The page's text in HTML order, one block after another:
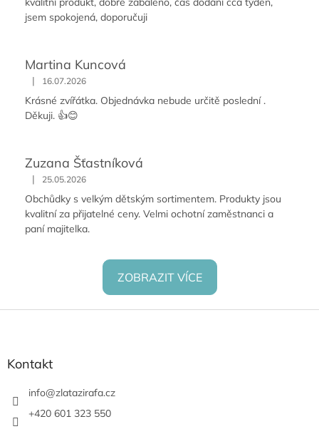
jsem spokojená, doporučuji
Martina Kuncová
| 16.07.2026
Krásné zvířátka. Objednávka nebude určitě poslední .
Děkuji. 👍😊
Zuzana Šťastníková
| 25.05.2026
Obchůdky s velkým dětským sortimentem. Produkty jsou
kvalitní za přijatelné ceny. Velmi ochotní zaměstnanci a
paní majitelka.
ZOBRAZIT VÍCE
Z
Kontakt
info@zlatazirafa.cz
+420 601 323 550